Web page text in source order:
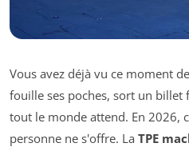
Vous avez déjà vu ce moment
fouille ses poches, sort un billet
tout le monde attend. En 2026,
personne ne s'offre. La TPE